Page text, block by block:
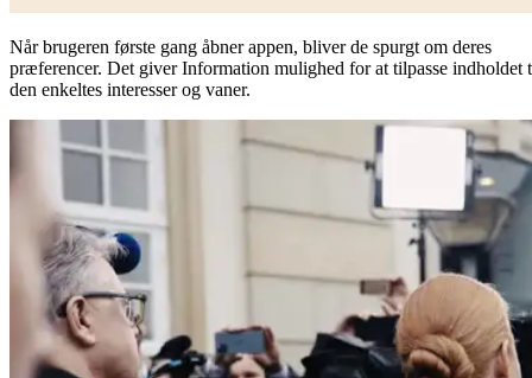
Når brugeren første gang åbner appen, bliver de spurgt om deres
præferencer. Det giver Information mulighed for at tilpasse indholdet
den enkeltes interesser og vaner.